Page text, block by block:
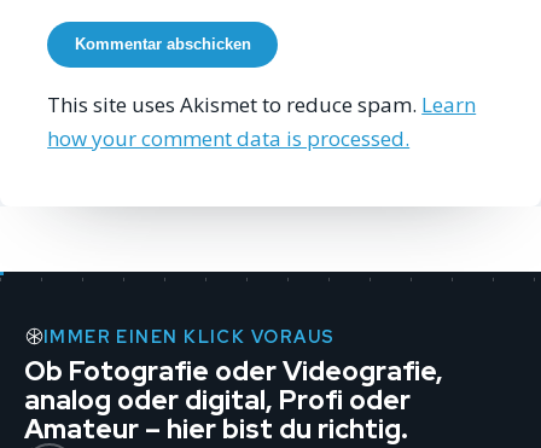
This site uses Akismet to reduce spam. Learn
how your comment data is processed.
IMMER EINEN KLICK VORAUS
Ob Fotografie oder Videografie,
analog oder digital, Profi oder
Amateur – hier bist du richtig.